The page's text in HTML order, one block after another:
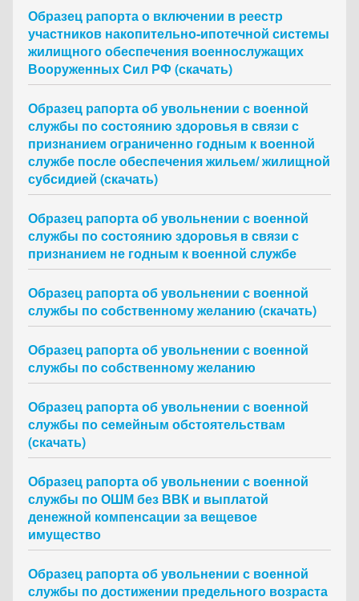
Образец рапорта о включении в реестр
участников накопительно-ипотечной системы
жилищного обеспечения военнослужащих
Вооруженных Сил РФ (скачать)
Образец рапорта об увольнении с военной
службы по состоянию здоровья в связи с
признанием ограниченно годным к военной
службе после обеспечения жильем/ жилищной
субсидией (скачать)
Образец рапорта об увольнении с военной
службы по состоянию здоровья в связи с
признанием не годным к военной службе
Образец рапорта об увольнении с военной
службы по собственному желанию (скачать)
Образец рапорта об увольнении с военной
службы по собственному желанию
Образец рапорта об увольнении с военной
службы по семейным обстоятельствам
(скачать)
Образец рапорта об увольнении с военной
службы по ОШМ без ВВК и выплатой
денежной компенсации за вещевое
имущество
Образец рапорта об увольнении с военной
службы по достижении предельного возраста